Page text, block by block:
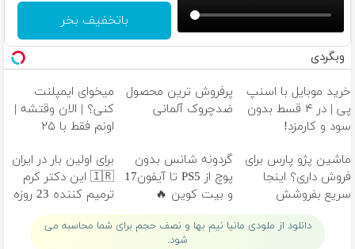
باتخفیف بخر
وبگردی
خرید موبایل با اسنپ
پی | در ۴ قسط بدون
سود و کارمزد!
پرفروش ترین محصول
ضدچروک آلمانی
میخوای ایمپلنت
کنی؟ | الان وقتشه |
اونم فقط با ۲۵
ماشین پژو پارس برای
فروش داری؟ اینجا
سریع بفروشش
گردونه شانس بدون
پوچ از PS5 تا آیفون17
و بیت کوین 🔥
برای اولین بار در ایران
🇮🇷 این دکتر کرم
ترمیم کننده 23 روزه
ساخت!
دانلود از ملودی مانیا نیم بها و نصف حجم برای شما محاسبه می
شود.